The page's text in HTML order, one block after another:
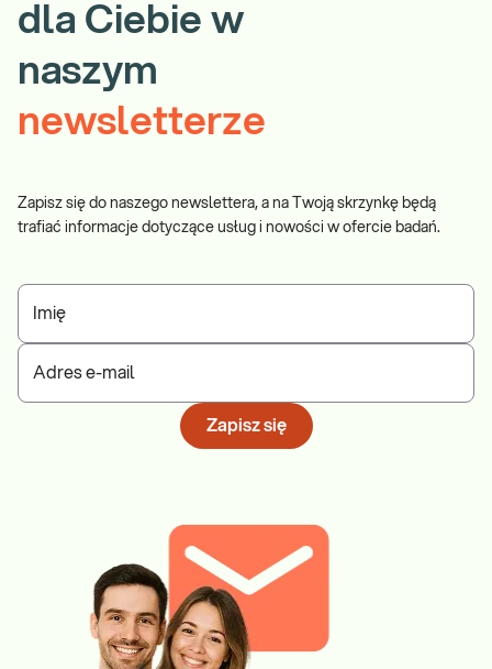
dla Ciebie w
naszym
newsletterze
Zapisz się do naszego newslettera, a na Twoją skrzynkę będą
trafiać informacje dotyczące usług i nowości w ofercie badań.
Imię
Adres e-mail
Zapisz się